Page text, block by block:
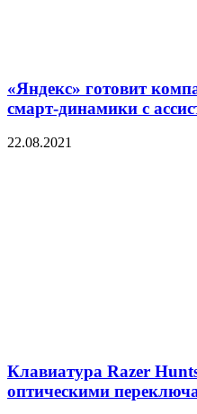
«Яндекс» готовит
смарт-динамики с
22.08.2021
Клавиатура Razer
оптическими